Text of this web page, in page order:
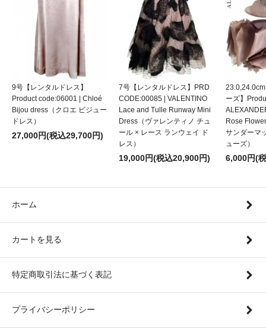
9号【レンタルドレス】
Product code:06001 | Chloé
Bijou dress（クロエ ビジュー
ドレス）
27,000円(税込29,700円)
7号【レンタルドレス】PRD
CODE:00085 | VALENTINO
Lace and Tulle Runway Mini
Dress（ヴァレンティノ チュ
ール × レース ランウェイ ド
レス）
19,000円(税込20,900円)
ーズ】
Rose
サンダーマ
ューズ）
6,000円(
ホーム
カートを見る
特定商取引法に基づく表記
プライバシーポリシー